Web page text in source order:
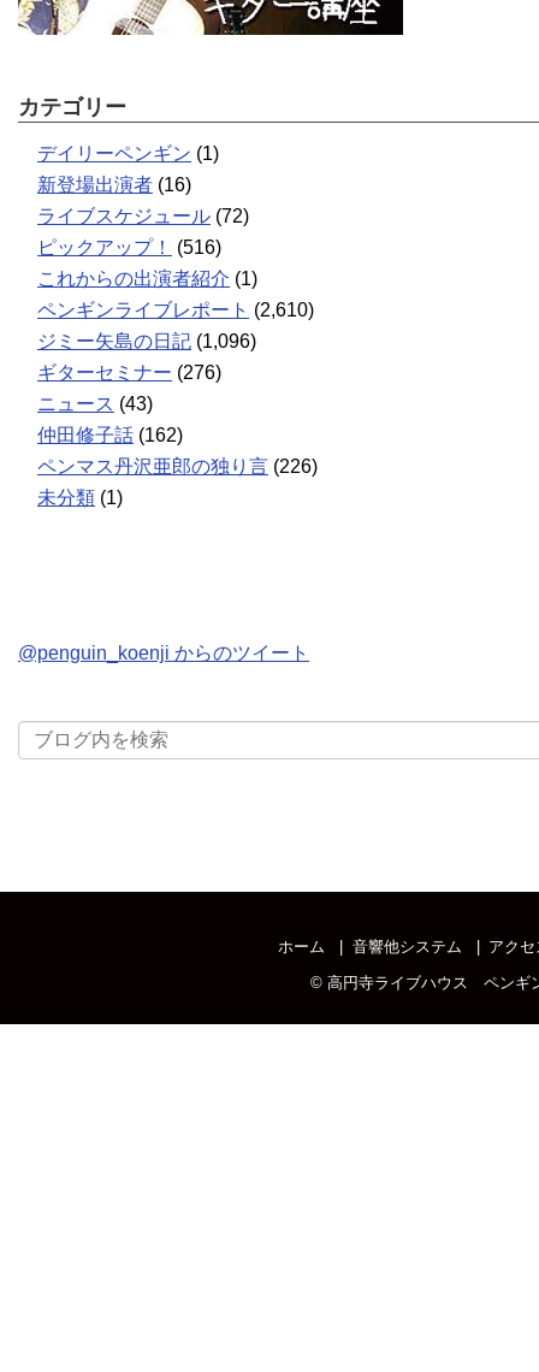
カテゴリー
デイリーペンギン (1)
新登場出演者 (16)
ライブスケジュール (72)
ピックアップ！
(516)
これからの出演者紹介 (1)
ペンギンライブレポート (2,610)
ジミー矢島の日記 (1,096)
ギターセミナー (276)
ニュース (43)
仲田修子話 (162)
ペンマス丹沢亜郎の独り言 (226)
未分類 (1)
@penguin_koenji からのツイート
ホーム 音響他システム
アクセ
© 高円寺ライブハウス ペンギ